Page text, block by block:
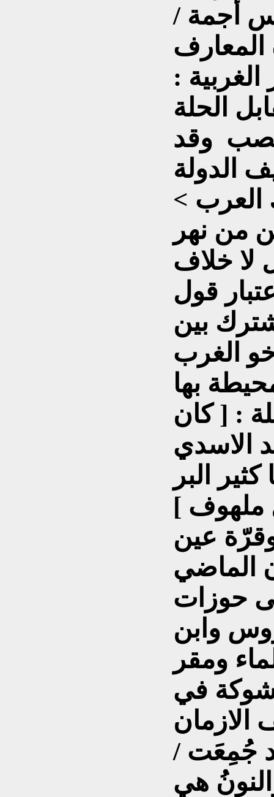
أجمة /
المعارف
:
الحلة
وقد
الدولة
العرب >
من نهر
لا خلاف
قول
بين
الغرب
: [ كان
الاسدي
البر
عين
الماضي
حوزات
وابن
ومقر
وشوكة في
جُمِعَت /
هي